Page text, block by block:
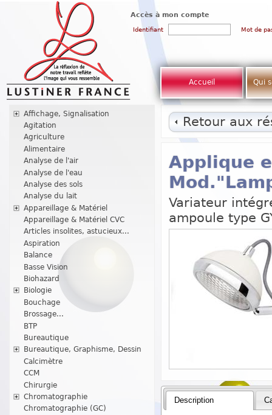
Accès à mon compte
Identifiant Mot de
Accueil Qui
Affichage, Signalisation
Agitation
Agriculture
Alimentaire
Analyse de l'air
Analyse de l'eau
Analyse des sols
Analyse du lait
Appareillage & Matériel
Appareillage & Matériel CVC
Articles insolites, astucieux...
Aspiration
Balance
Basse Vision
Biohazard
Biologie
Bouchage
Brossage...
BTP
Bureautique
Bureautique, Graphisme, Dessin
Calcimètre
CCM
Chirurgie
Chromatographie
Chromatographie (GC)
Retour aux
Applique
Variateur
ampoule type
Description